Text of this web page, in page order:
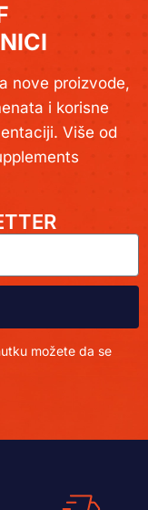
nove proizvode,
i korisne
Više od
možete da se